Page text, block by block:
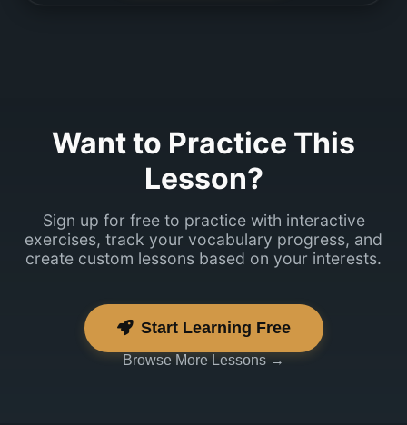
treenida.
Want to Practice This
Lesson?
Sign up for free to practice with interactive
exercises, track your vocabulary progress, and
create custom lessons based on your interests.
Start Learning Free
Browse More Lessons →